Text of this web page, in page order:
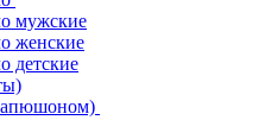
мужские
женские
детские